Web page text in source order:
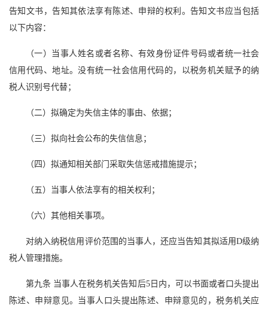
告知文书，告知其依法享有陈述、申辩的权利。告知文书应当包括
以下内容：
（一）当事人姓名或者名称、有效身份证件号码或者统一社会
信用代码、地址。没有统一社会信用代码的，以税务机关赋予的纳
税人识别号代替；
（二）拟确定为失信主体的事由、依据；
（三）拟向社会公布的失信信息；
（四）拟通知相关部门采取失信惩戒措施提示；
（五）当事人依法享有的相关权利；
（六）其他相关事项。
对纳入纳税信用评价范围的当事人，还应当告知其拟适用D级纳
税人管理措施。
第九条 当事人在税务机关告知后5日内，可以书面或者口头提出
陈述、申辩意见。当事人口头提出陈述、申辩意见的，税务机关应